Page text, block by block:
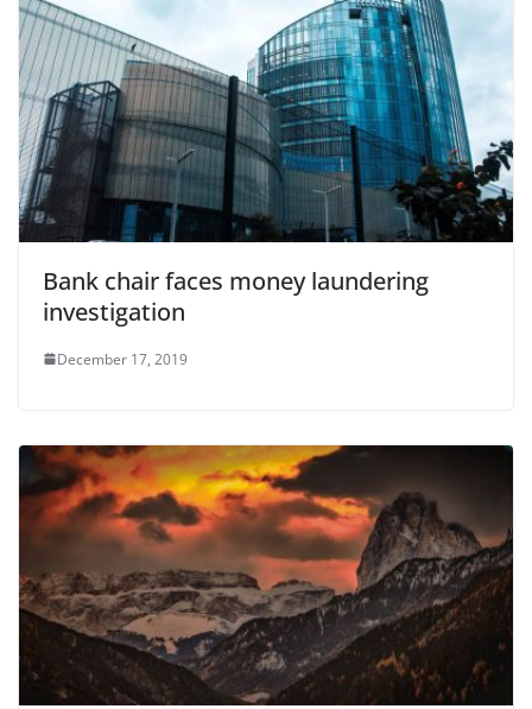
Bank chair faces money laundering
investigation
December 17, 2019